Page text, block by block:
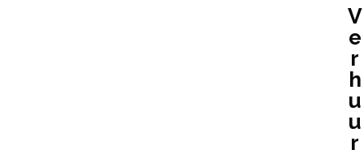
V
e
r
h
u
u
r